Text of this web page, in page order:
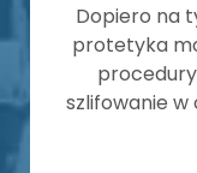
Dopiero na
protetyka
procedury
szlifowanie w